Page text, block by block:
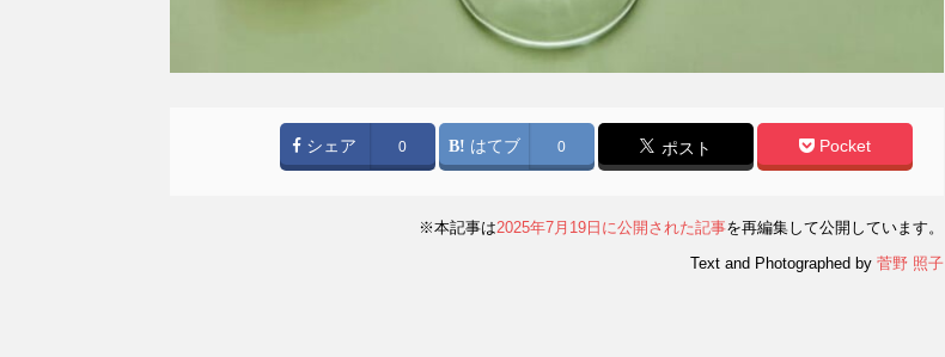
シェア 0 はてブ 0 ポスト Pocket
※本記事は2025年7月19日に公開された記事を再編集して公開しています。
Text and Photographed by 菅野 照子